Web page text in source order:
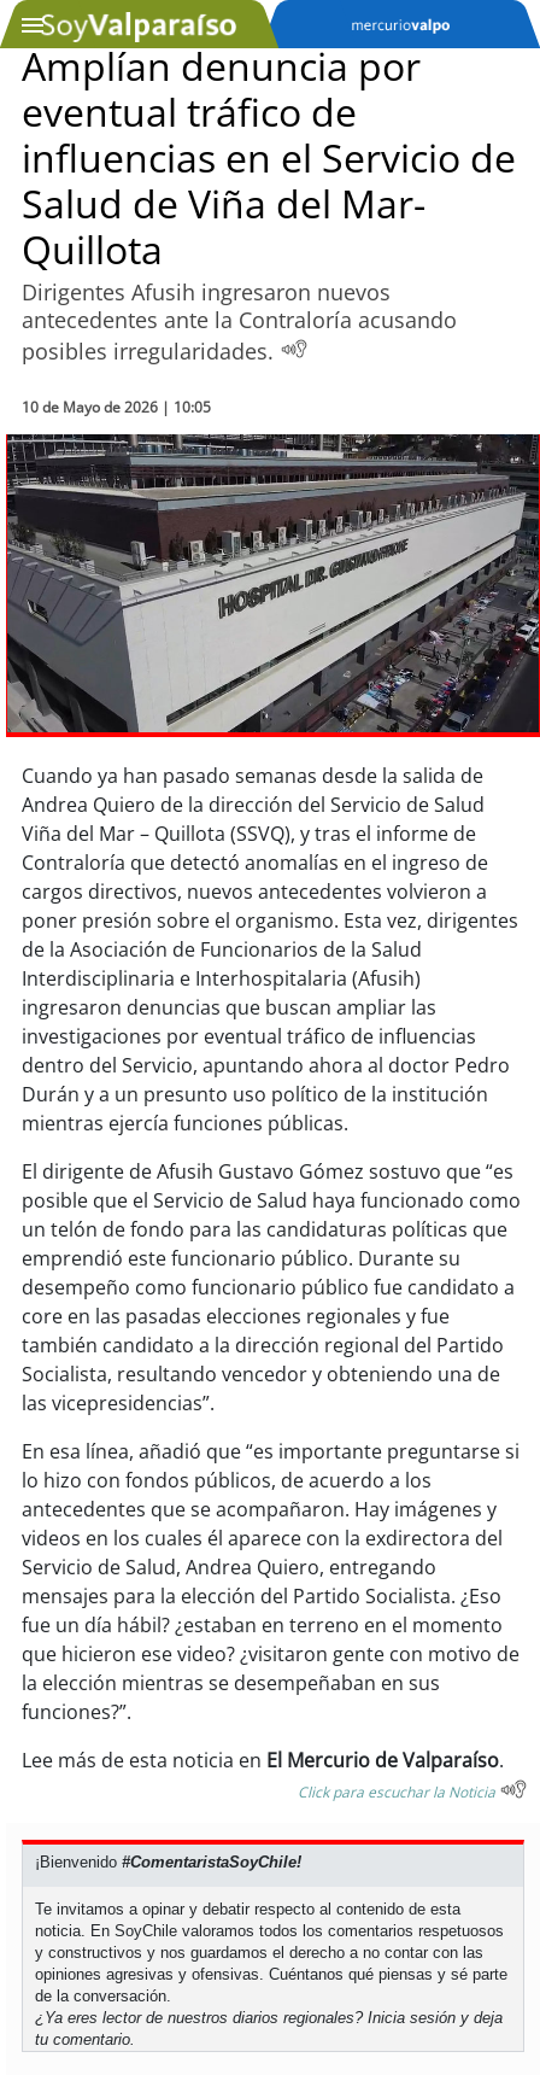
SOYTV
Podcast
Actualidad
Entretención
Deportes
Tecnología
Sostenibilidad
soychile
soy arica
soyiquique
soy calama
soy antofagasta
soy copiapó
soyvalparaíso
soyquillota
soysanantonio
soy sancarlos
soytalcahuano
soy concepción
soycoronel
soyarauco
soytemuco
soyvaldivia
soyosorno
soypuertomontt
Amplían denuncia por
eventual tráfico de
influencias en el Servicio de
Salud de Viña del Mar-
Quillota
Dirigentes Afusih ingresaron nuevos
antecedentes ante la Contraloría acusando
posibles irregularidades.
10 de Mayo de 2026 | 10:05
Cuando ya han pasado semanas desde la salida de
Andrea Quiero de la dirección del Servicio de Salud
Viña del Mar – Quillota (SSVQ), y tras el informe de
Contraloría que detectó anomalías en el ingreso de
cargos directivos, nuevos antecedentes volvieron a
poner presión sobre el organismo. Esta vez, dirigentes
de la Asociación de Funcionarios de la Salud
Interdisciplinaria e Interhospitalaria (Afusih)
ingresaron denuncias que buscan ampliar las
investigaciones por eventual tráfico de influencias
dentro del Servicio, apuntando ahora al doctor Pedro
Durán y a un presunto uso político de la institución
mientras ejercía funciones públicas.
El dirigente de Afusih Gustavo Gómez sostuvo que “es
posible que el Servicio de Salud haya funcionado como
un telón de fondo para las candidaturas políticas que
emprendió este funcionario público. Durante su
desempeño como funcionario público fue candidato a
core en las pasadas elecciones regionales y fue
también candidato a la dirección regional del Partido
Socialista, resultando vencedor y obteniendo una de
las vicepresidencias”.
En esa línea, añadió que “es importante preguntarse si
lo hizo con fondos públicos, de acuerdo a los
antecedentes que se acompañaron. Hay imágenes y
videos en los cuales él aparece con la exdirectora del
Servicio de Salud, Andrea Quiero, entregando
mensajes para la elección del Partido Socialista. ¿Eso
fue un día hábil? ¿estaban en terreno en el momento
que hicieron ese video? ¿visitaron gente con motivo de
la elección mientras se desempeñaban en sus
funciones?”.
Lee más de esta noticia en El Mercurio de Valparaíso.
Click para escuchar la Noticia
¡Bienvenido#ComentaristaSoyChile!
Te invitamos a opinar y debatir respecto al contenido de esta
noticia. En SoyChile valoramos todos los comentarios respetuosos
y constructivos y nos guardamos el derecho a no contar con las
opiniones agresivas y ofensivas. Cuéntanos qué piensas y sé parte
de la conversación.
¿Ya eres lector de nuestros diarios regionales?Inicia sesión y deja
tu comentario.